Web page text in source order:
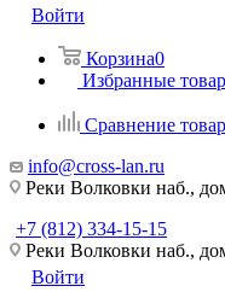
Войти
Корзина0
Избранные
Сравнение
info@cross-lan.ru
Реки Волковки наб.,
+7 (812) 334-15-15
Реки Волковки наб.,
Войти